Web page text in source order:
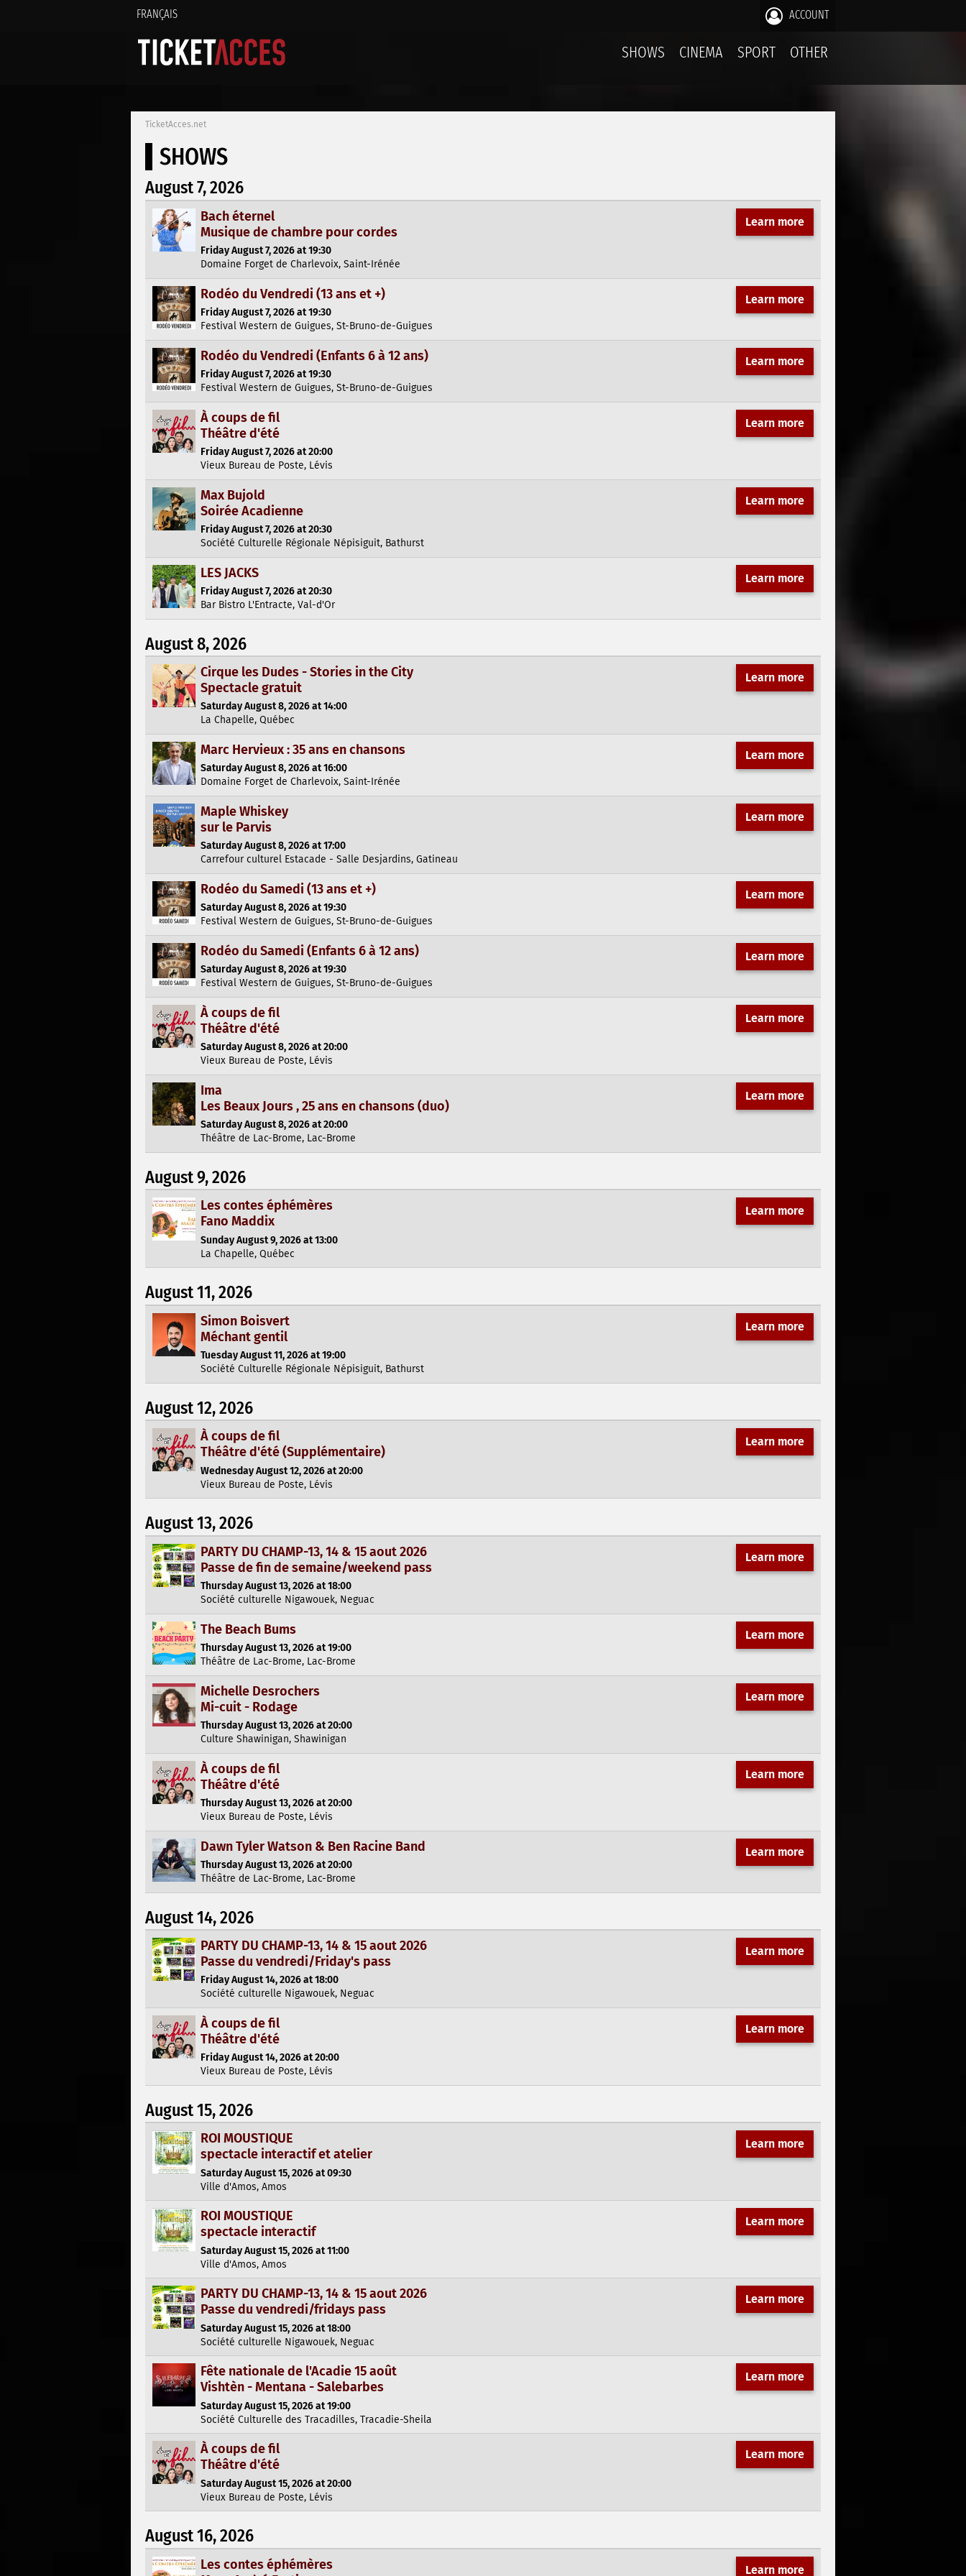
FRANÇAIS ACCOUNT
SHOWS CINEMA SPORT OTHER
TicketAcces.net
SHOWS
August 7, 2026
Bach éternel
Musique de chambre pour cordes
Friday August 7, 2026 at 19:30
Domaine Forget de Charlevoix, Saint-Irénée
Learn more
Rodéo du Vendredi (13 ans et +)
Friday August 7, 2026 at 19:30
Festival Western de Guigues, St-Bruno-de-Guigues
Learn more
Rodéo du Vendredi (Enfants 6 à 12 ans)
Friday August 7, 2026 at 19:30
Festival Western de Guigues, St-Bruno-de-Guigues
Learn more
À coups de fil
Théâtre d'été
Friday August 7, 2026 at 20:00
Vieux Bureau de Poste, Lévis
Learn more
Max Bujold
Soirée Acadienne
Friday August 7, 2026 at 20:30
Société Culturelle Régionale Népisiguit, Bathurst
Learn more
LES JACKS
Friday August 7, 2026 at 20:30
Bar Bistro L'Entracte, Val-d'Or
Learn more
August 8, 2026
Cirque les Dudes - Stories in the City
Spectacle gratuit
Saturday August 8, 2026 at 14:00
La Chapelle, Québec
Learn more
Marc Hervieux : 35 ans en chansons
Saturday August 8, 2026 at 16:00
Domaine Forget de Charlevoix, Saint-Irénée
Learn more
Maple Whiskey
sur le Parvis
Saturday August 8, 2026 at 17:00
Carrefour culturel Estacade - Salle Desjardins, Gatineau
Learn more
Rodéo du Samedi (13 ans et +)
Saturday August 8, 2026 at 19:30
Festival Western de Guigues, St-Bruno-de-Guigues
Learn more
Rodéo du Samedi (Enfants 6 à 12 ans)
Saturday August 8, 2026 at 19:30
Festival Western de Guigues, St-Bruno-de-Guigues
Learn more
À coups de fil
Théâtre d'été
Saturday August 8, 2026 at 20:00
Vieux Bureau de Poste, Lévis
Learn more
Ima
Les Beaux Jours , 25 ans en chansons (duo)
Saturday August 8, 2026 at 20:00
Théâtre de Lac-Brome, Lac-Brome
Learn more
August 9, 2026
Les contes éphémères
Fano Maddix
Sunday August 9, 2026 at 13:00
La Chapelle, Québec
Learn more
August 11, 2026
Simon Boisvert
Méchant gentil
Tuesday August 11, 2026 at 19:00
Société Culturelle Régionale Népisiguit, Bathurst
Learn more
August 12, 2026
À coups de fil
Théâtre d'été (Supplémentaire)
Wednesday August 12, 2026 at 20:00
Vieux Bureau de Poste, Lévis
Learn more
August 13, 2026
PARTY DU CHAMP-13, 14 & 15 aout 2026
Passe de fin de semaine/weekend pass
Thursday August 13, 2026 at 18:00
Société culturelle Nigawouek, Neguac
Learn more
The Beach Bums
Thursday August 13, 2026 at 19:00
Théâtre de Lac-Brome, Lac-Brome
Learn more
Michelle Desrochers
Mi-cuit - Rodage
Thursday August 13, 2026 at 20:00
Culture Shawinigan, Shawinigan
Learn more
À coups de fil
Théâtre d'été
Thursday August 13, 2026 at 20:00
Vieux Bureau de Poste, Lévis
Learn more
Dawn Tyler Watson & Ben Racine Band
Thursday August 13, 2026 at 20:00
Théâtre de Lac-Brome, Lac-Brome
Learn more
August 14, 2026
PARTY DU CHAMP-13, 14 & 15 aout 2026
Passe du vendredi/Friday's pass
Friday August 14, 2026 at 18:00
Société culturelle Nigawouek, Neguac
Learn more
À coups de fil
Théâtre d'été
Friday August 14, 2026 at 20:00
Vieux Bureau de Poste, Lévis
Learn more
August 15, 2026
ROI MOUSTIQUE
spectacle interactif et atelier
Saturday August 15, 2026 at 09:30
Ville d'Amos, Amos
Learn more
ROI MOUSTIQUE
spectacle interactif
Saturday August 15, 2026 at 11:00
Ville d'Amos, Amos
Learn more
PARTY DU CHAMP-13, 14 & 15 aout 2026
Passe du vendredi/fridays pass
Saturday August 15, 2026 at 18:00
Société culturelle Nigawouek, Neguac
Learn more
Fête nationale de l'Acadie 15 août
Vishtèn - Mentana - Salebarbes
Saturday August 15, 2026 at 19:00
Société Culturelle des Tracadilles, Tracadie-Sheila
Learn more
À coups de fil
Théâtre d'été
Saturday August 15, 2026 at 20:00
Vieux Bureau de Poste, Lévis
Learn more
August 16, 2026
Les contes éphémères
Learn more